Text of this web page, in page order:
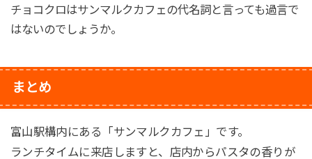
チョコクロはサンマルクカフェの代名詞と言っても過言で
はないのでしょうか。
まとめ
富山駅構内にある「サンマルクカフェ」です。
ランチタイムに来店しますと、店内からパスタの香りが